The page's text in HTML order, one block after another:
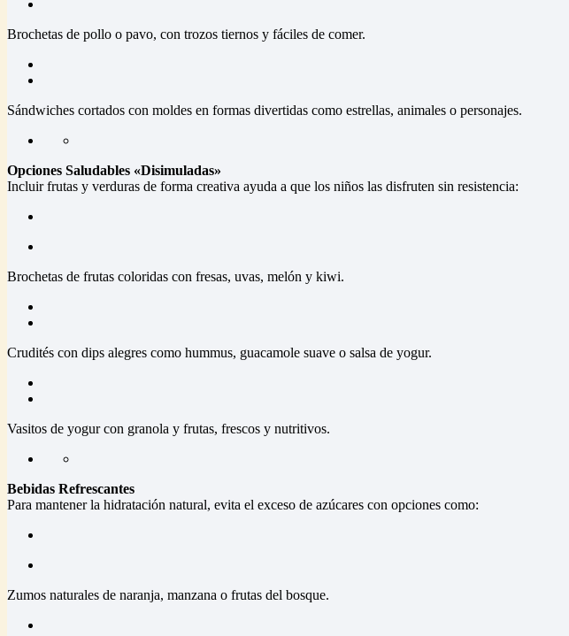
Brochetas de pollo o pavo, con trozos tiernos y fáciles de comer.
Sándwiches cortados con moldes en formas divertidas como estrellas, animales o personajes.
Opciones Saludables «Disimuladas»
Incluir frutas y verduras de forma creativa ayuda a que los niños las disfruten sin resistencia:
Brochetas de frutas coloridas con fresas, uvas, melón y kiwi.
Crudités con dips alegres como hummus, guacamole suave o salsa de yogur.
Vasitos de yogur con granola y frutas, frescos y nutritivos.
Bebidas Refrescantes
Para mantener la hidratación natural, evita el exceso de azúcares con opciones como:
Zumos naturales de naranja, manzana o frutas del bosque.